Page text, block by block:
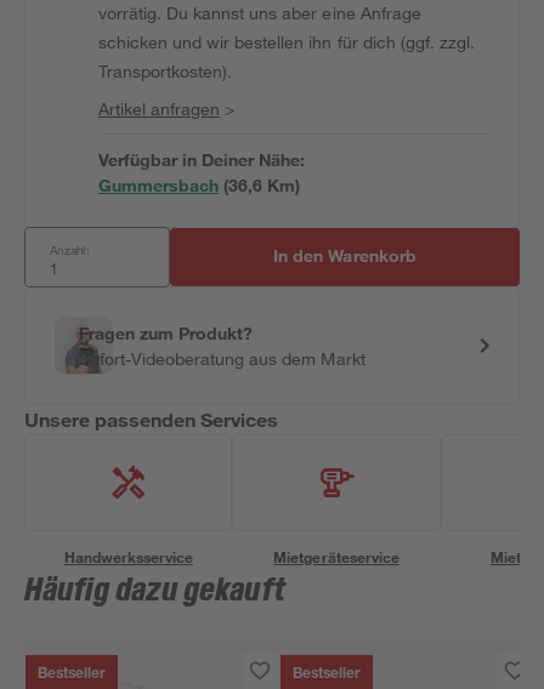
vorrätig. Du kannst uns aber eine Anfrage
schicken und wir bestellen ihn für dich (ggf. zzgl.
Transportkosten).
Artikel anfragen >
Verfügbar in Deiner Nähe:
Gummersbach (36,6 Km)
Anzahl: In den Warenkorb
Fragen zum Produkt?
Sofort-Videoberatung aus dem Markt
Unsere passenden Services
Handwerksservice Mietgeräteservice
Häufig dazu gekauft
Bestseller Bestseller